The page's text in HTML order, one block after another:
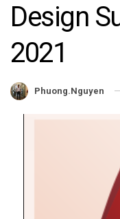
Design
2021
Phuong.nguyen